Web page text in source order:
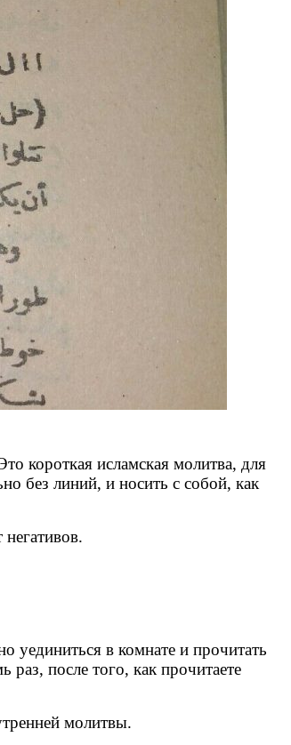
короткая исламская молитва, для
без линий, и носить с собой, как
уединиться в комнате и прочитать
после того, как прочитаете
молитвы.